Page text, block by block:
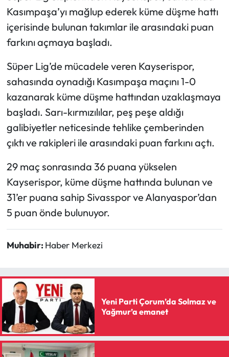
Kasımpaşa’yı mağlup ederek küme düşme hattı
içerisinde bulunan takımlar ile arasındaki puan
farkını açmaya başladı.
Süper Lig’de mücadele veren Kayserispor,
sahasında oynadığı Kasımpaşa maçını 1-0
kazanarak küme düşme hattından uzaklaşmaya
başladı. Sarı-kırmızılılar, peş peşe aldığı
galibiyetler neticesinde tehlike çemberinden
çıktı ve rakipleri ile arasındaki puan farkını açtı.
29 maç sonrasında 36 puana yükselen
Kayserispor, küme düşme hattında bulunan ve
31’er puana sahip Sivasspor ve Alanyaspor’dan
5 puan önde bulunuyor.
Muhabir: Haber Merkezi
Yeni Parti Çorum’da Solmaz ve
Yağmur’a emanet
Kargı Haberleri
Kimdir?
Kültür Sanat
Laçin Haberleri
Magazin
Oğuzlar Haberleri
Ortaköy Haberleri
Osmancık Haberleri
Resmi İlan
Resmi Reklam
Sağlık